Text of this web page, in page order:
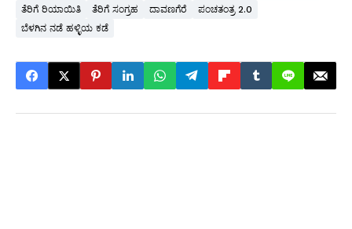
ತೆರಿಗೆ ರಿಯಾಯಿತಿ
ತೆರಿಗೆ ಸಂಗ್ರಹ ದಾವಣಗೆರೆ
ಪಂಚತಂತ್ರ 2.0
ಬೆಳಗಿನ ನಡೆ ಹಳ್ಳಿಯ ಕಡೆ